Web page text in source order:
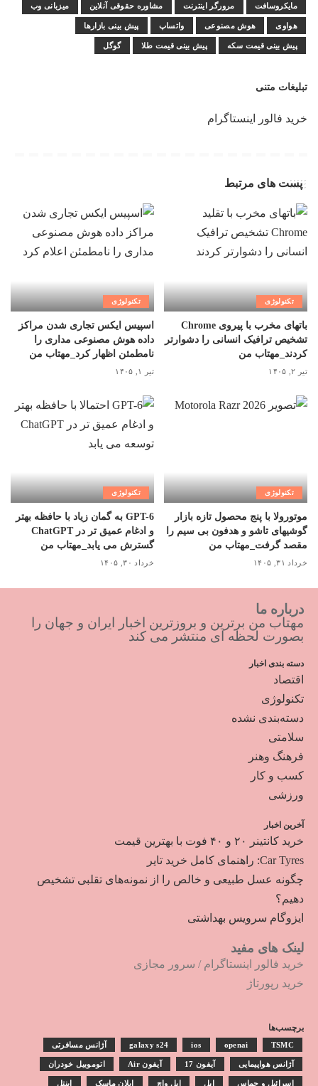
مایکروسافت مرورگر اینترنت مشاوره حقوقی آنلاین میزبانی وب
هواوی هوش مصنوعی واتساپ پیش بینی بازارها
پیش بینی قیمت سکه پیش بینی قیمت طلا گوگل
تبلیغات متنی
خرید فالور اینستاگرام
پست های مرتبط
تکنولوژی
باتهای مخرب با پیروی Chrome
تشخیص ترافیک انسانی را دشوارتر
کردند_مهتاب من
تیر ۲, ۱۴۰۵
تکنولوژی
اسپیس ایکس تجاری شدن مراکز
داده هوش مصنوعی مداری را
نامطمئن اظهار کرد_مهتاب من
تیر ۱, ۱۴۰۵
تکنولوژی
موتورولا با پنج محصول تازه بازار
گوشیهای تاشو و هدفون بی سیم را
مقصد گرفت_مهتاب من
خرداد ۳۱, ۱۴۰۵
تکنولوژی
GPT-6 به گمان زیاد با حافظه بهتر
و ادغام عمیق تر در ChatGPT
گسترش می یابد_مهتاب من
خرداد ۳۰, ۱۴۰۵
درباره ما
مهتاب من برترین و بروزترین اخبار ایران و جهان را
بصورت لحظه ای منتشر می کند
دسته بندی اخبار
اقتصاد
تکنولوژی
دسته‌بندی نشده
سلامتی
فرهنگ وهنر
کسب و کار
ورزشی
آخرین اخبار
خرید کانتینر ۲۰ و ۴۰ فوت با بهترین قیمت
Car Tyres: راهنمای کامل خرید تایر
چگونه عسل طبیعی و خالص را از نمونه‌های تقلبی تشخیص
دهیم؟
ایزوگام سرویس بهداشتی
لینک های مفید
خرید فالور اینستاگرام / سرور مجازی
خرید رپورتاژ
برچسب‌ها
galaxy s24 ios openai TSMC آژانس مسافرتی
آژانس هواپیمایی آیفون 17 آیفون Air اتوموبیل خودران
اسرائیل و حماس اپل اپل واچ ایلان ماسک اینتل